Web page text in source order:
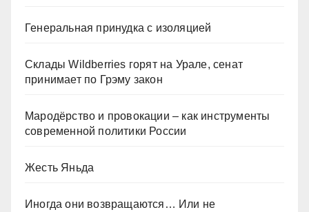
Генеральная принудка с изоляцией
Склады Wildberries горят на Урале, сенат
принимает по Грэму закон
Мародёрство и провокации – как инструменты
современной политики России
Жесть Яньда
Иногда они возвращаются… Или не